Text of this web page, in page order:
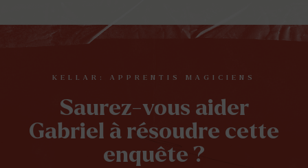
KELLAR: APPRENTIS MAGICIENS
Saurez-vous aider
Gabriel à résoudre cette
enquête ?